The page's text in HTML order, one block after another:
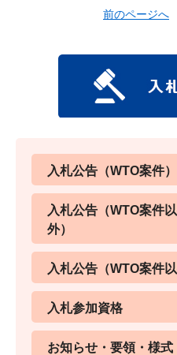
前のページへ
入札公告（WTO案件）
入札公告（WTO案件
外）
入札公告（WTO案件
入札参加資格
お知らせ・要領・様式